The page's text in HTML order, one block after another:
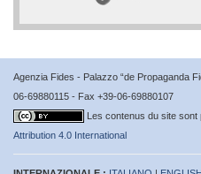
Agenzia Fides - Palazzo “de Propaganda
06-69880115 - Fax +39-06-69880107
Les contenus du site sont
Attribution 4.0 International